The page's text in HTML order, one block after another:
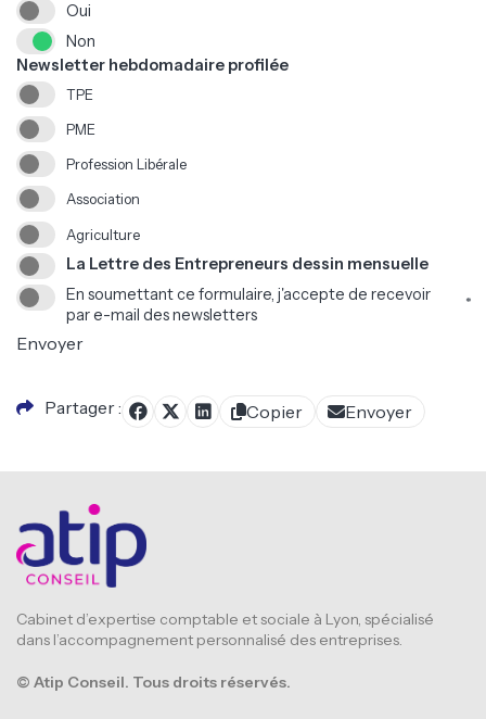
Oui
Non
TPE
PME
Profession Libérale
Association
Agriculture
Newsletter hebdomadaire profilée
La Lettre des Entrepreneurs dessin mensuelle
En soumettant ce formulaire, j'accepte de recevoir
par e-mail des newsletters
*
Envoyer
Partager
Partager
TwitterPublierCopier Envoyer
Cabinet d’expertise comptable et sociale à Lyon, spécialisé
dans l’accompagnement personnalisé des entreprises.
© Atip Conseil. Tous droits réservés.